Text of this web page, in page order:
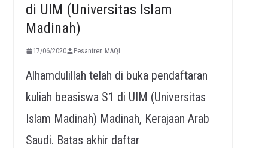
di UIM (Universitas Islam
Madinah)
17/06/2020 Pesantren MAQI
Alhamdulillah telah di buka pendaftaran
kuliah beasiswa S1 di UIM (Universitas
Islam Madinah) Madinah, Kerajaan Arab
Saudi. Batas akhir daftar